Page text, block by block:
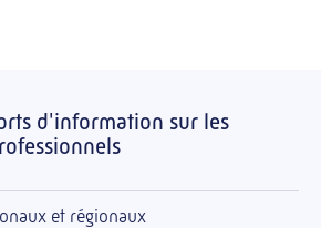
d'information sur les
et régionaux